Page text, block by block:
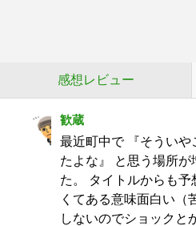
感想レビュー
歓蔵
最近町中で 『そういや
たよな』 と思う場所
た。 タイトルからも
くてある意味面白い（
しないのでショックと